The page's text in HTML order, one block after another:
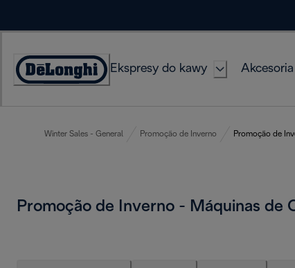
Deklaracja
Ekspresy do kawy Akcesoria
Winter Sales - General Promoção de Inverno Promoção de
Promoção de Inverno - Máquinas de